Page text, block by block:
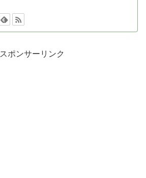
スポンサーリンク